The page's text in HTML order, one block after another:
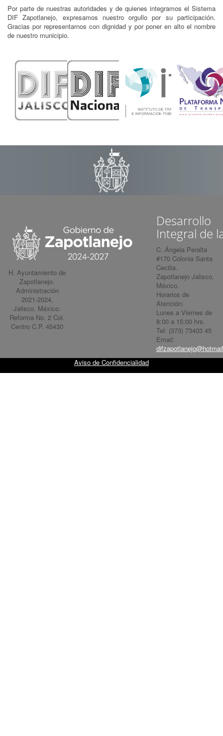
Por parte de nuestras autoridades y de quienes integramos el Sistema
DIF Zapotlanejo, expresamos nuestro orgullo por su participación.
Gracias por representarnos con dignidad y por poner en alto el nombre
de nuestro municipio.
H. Ayuntamiento de
Zapotlanejo.
Administración
2021-2024,
Jalisco, México.
Reforma No. 2 Col.
Centro C.P. 45430
Desarrollo
Integral de
C. Ángela Peralta
#170 Colonia Santa
Cecilia.
Zapotlanejo Jalisco,
México.
Horarios de
Atención:
Lunes a Viernes de
8:00 a 15:00 hrs.
Tel: (373) 73403 45
Email:
Aviso de Confidencialidad